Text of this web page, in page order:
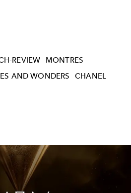
REVIEW
MONTRES
AND WONDERS CHANEL